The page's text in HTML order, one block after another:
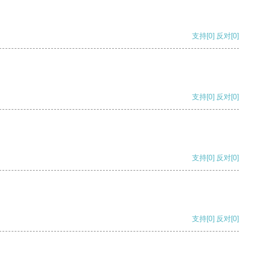
支持[0] 反对[0]
支持[0] 反对[0]
支持[0] 反对[0]
支持[0] 反对[0]